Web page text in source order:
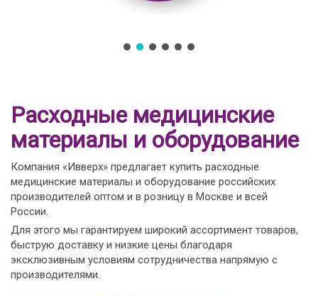
Расходные медицинские
материалы и оборудование
Компания «Ивверх» предлагает купить расходные
медицинские материалы и оборудование российских
производителей оптом и в розницу в Москве и всей
России.
Для этого мы гарантируем широкий ассортимент товаров,
быструю доставку и низкие цены благодаря
эксклюзивным условиям сотрудничества напрямую с
производителями.